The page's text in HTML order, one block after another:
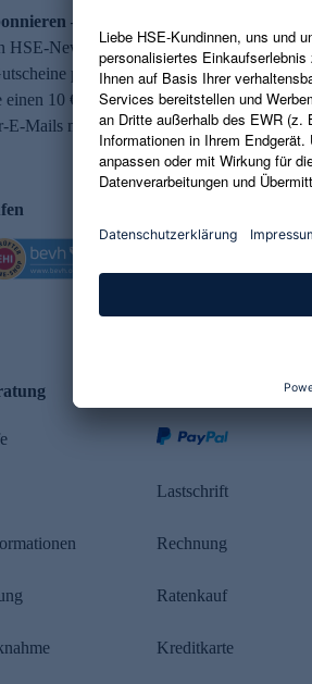
– 10 € Gutschein erhalten
HSE-Newsletter abonnieren und aktuelle
per E-Mail erhalten. Als
einen 10 € Gutschein. Eine Abmeldung ist
E-Mails möglich.
Lastschrift
Rechnung
Ratenkauf
Kreditkarte